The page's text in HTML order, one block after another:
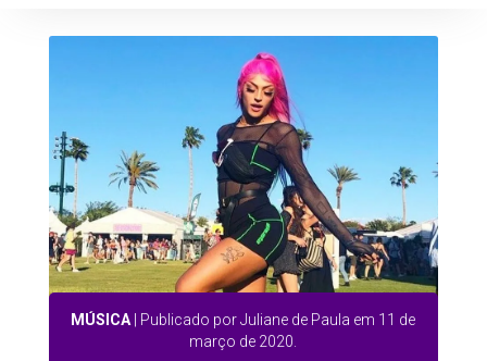
MÚSICA | Publicado por Juliane de Paula em 11 de
março de 2020.